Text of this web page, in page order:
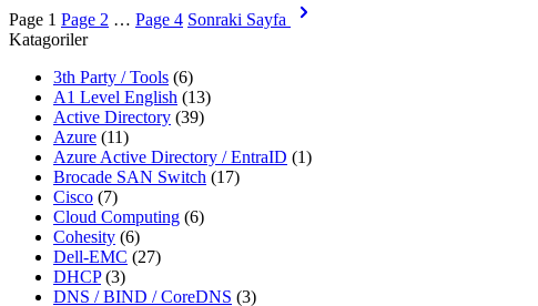
Page 1 Page 2 … Page 4 Sonraki Sayfa
Katagoriler
3th Party / Tools (6)
A1 Level English (13)
Active Directory (39)
Azure (11)
Azure Active Directory / EntraID (1)
Brocade SAN Switch (17)
Cisco (7)
Cloud Computing (6)
Cohesity (6)
Dell-EMC (27)
DHCP(3)
DNS / BIND / CoreDNS (3)